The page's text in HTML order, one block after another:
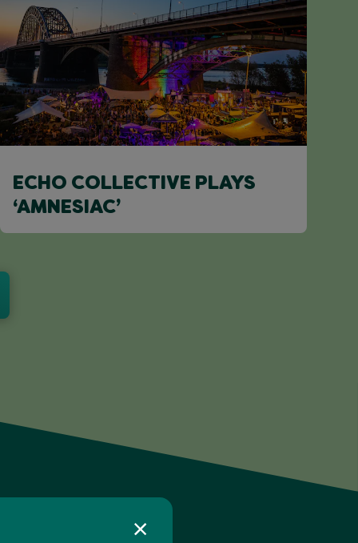
ECHO COLLECTIVE PLAYS
‘AMNESIAC’